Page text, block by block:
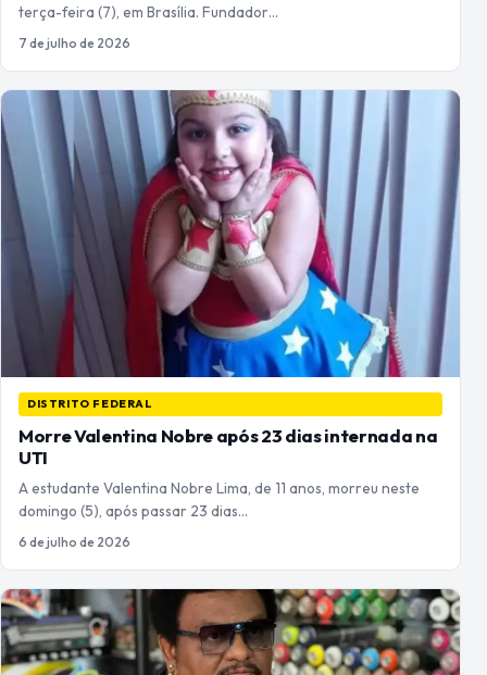
terça-feira (7), em Brasília. Fundador…
7 de julho de 2026
DISTRITO FEDERAL
Morre Valentina Nobre após 23 dias internada na
UTI
A estudante Valentina Nobre Lima, de 11 anos, morreu neste
domingo (5), após passar 23 dias…
6 de julho de 2026